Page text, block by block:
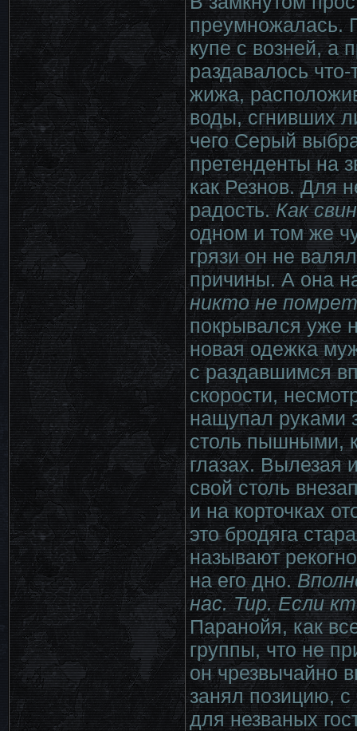
преумножалась.
купе с возней, а
раздавалось
жижа,
воды, сгнивших
чего Серый
претенденты на
как Резнов. Для
радость.Как
одном и том же
грязи он не
причины. А она
никто не
покрывался уже
новая одежка
с раздавшимся
скорости,
нащупал руками
столь пышными,
глазах. Вылезая
свой столь
и на корточках
это бродяга
называют
на его дно.
нас. Тир. Если
Паранойя, как
группы, что не
он чрезвычайно
занял позицию, с
для незваных